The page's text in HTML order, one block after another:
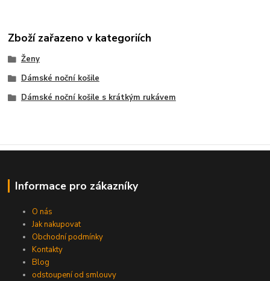
Zboží zařazeno v kategoriích
Ženy
Dámské noční košile
Dámské noční košile s krátkým rukávem
Informace pro zákazníky
O nás
Jak nakupovat
Obchodní podmínky
Kontakty
Blog
odstoupení od smlouvy